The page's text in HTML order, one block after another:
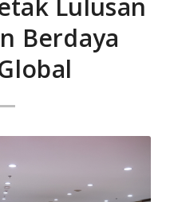
Lulusan
Berdaya